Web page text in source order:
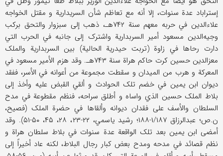
إستراباد عدة سنوات، إلا أنه مع تعاظم شأن السریداریة و مقتل الخواجه
علاءالدین في حربه معهم سنة ۷۴۲هـ، ذهب إلی سبزوار والتحق برکب
وجیه‌الدین مسعود أمیر السربداریة واشترک إلی جانبه في الحرب التي
دارت رحاها في زاوة (تربت حیدریة الحالیة) بین السربداریة والملک
معزالدین حسین کرت حاکم هراة سنة ۷۴۳هـ. وقد هزم الأمیر مسعود في
المعرکة و هرب من المیدان و سقطت مجموعة من أعوانه في الأسر، ففقد
دیوان ابن یمین في خضم تلک الحوادث و ألقي القبض علیه وأخذ إلی
بلاط الملک حسین الذي واساه و أطلق سراحه، فنظم مقطوعة في مدح
السلطان والأسف علی فقدان دیوانه وألقاها في حضرة الملک (فصیح،
ن.ص؛ عبدالرزاق ۱/۱۸۷-۱۸۸؛ رشید یاسمي، ۲۲-۲۳، ۲۸، ۴۵، ۵۰-۵۱). وقد
أمضی ابن یمین بعد تلک الواقعة عدة سنوات في بلاط سلطان هراة و
نظم قصائد في مدحه ومدح بعض کبار رجال البلاط، لکنه عاد أخیراً إلی